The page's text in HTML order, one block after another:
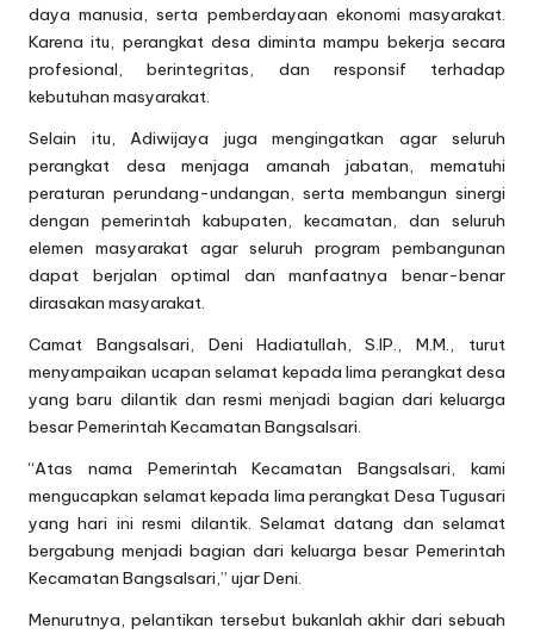
daya manusia, serta pemberdayaan ekonomi masyarakat.
Karena itu, perangkat desa diminta mampu bekerja secara
profesional, berintegritas, dan responsif terhadap
kebutuhan masyarakat.
Selain itu, Adiwijaya juga mengingatkan agar seluruh
perangkat desa menjaga amanah jabatan, mematuhi
peraturan perundang-undangan, serta membangun sinergi
dengan pemerintah kabupaten, kecamatan, dan seluruh
elemen masyarakat agar seluruh program pembangunan
dapat berjalan optimal dan manfaatnya benar-benar
dirasakan masyarakat.
Camat Bangsalsari, Deni Hadiatullah, S.IP., M.M., turut
menyampaikan ucapan selamat kepada lima perangkat desa
yang baru dilantik dan resmi menjadi bagian dari keluarga
besar Pemerintah Kecamatan Bangsalsari.
“Atas nama Pemerintah Kecamatan Bangsalsari, kami
mengucapkan selamat kepada lima perangkat Desa Tugusari
yang hari ini resmi dilantik. Selamat datang dan selamat
bergabung menjadi bagian dari keluarga besar Pemerintah
Kecamatan Bangsalsari,” ujar Deni.
Menurutnya, pelantikan tersebut bukanlah akhir dari sebuah